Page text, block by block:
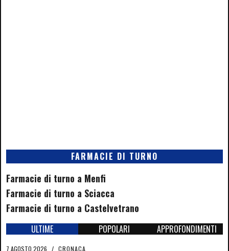
FARMACIE DI TURNO
Farmacie di turno a Menfi
Farmacie di turno a Sciacca
Farmacie di turno a Castelvetrano
ULTIME POPOLARI APPROFONDIMENTI
7 AGOSTO 2026 / CRONACA